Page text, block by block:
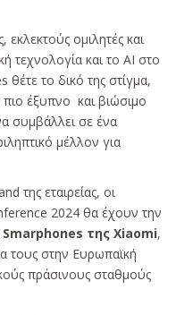
εκλεκτούς ομιλητές και
και το ΑΙ στο
το δικό της στίγμα,
πιο έξυπνο και βιώσιμο
συμβάλλει σε ένα
μέλλον για
της εταιρείας, οι
2024 θα έχουν την
Smarphones της Xiaomi,
τους στην Ευρωπαϊκή
πράσινους σταθμούς